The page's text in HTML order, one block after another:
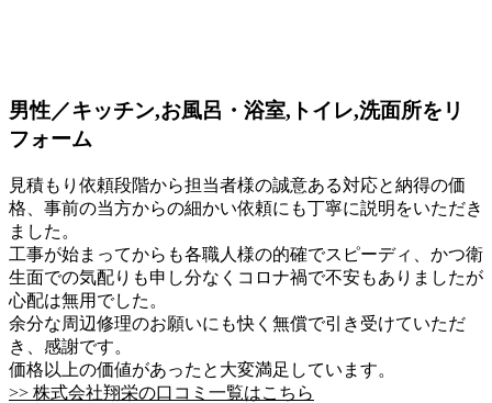
男性／キッチン,お風呂・浴室,トイレ,洗面所をリ
フォーム
見積もり依頼段階から担当者様の誠意ある対応と納得の価
格、事前の当方からの細かい依頼にも丁寧に説明をいただき
ました。
工事が始まってからも各職人様の的確でスピーディ、かつ衛
生面での気配りも申し分なくコロナ禍で不安もありましたが
心配は無用でした。
余分な周辺修理のお願いにも快く無償で引き受けていただ
き、感謝です。
価格以上の価値があったと大変満足しています。
>> 株式会社翔栄の口コミ一覧はこちら